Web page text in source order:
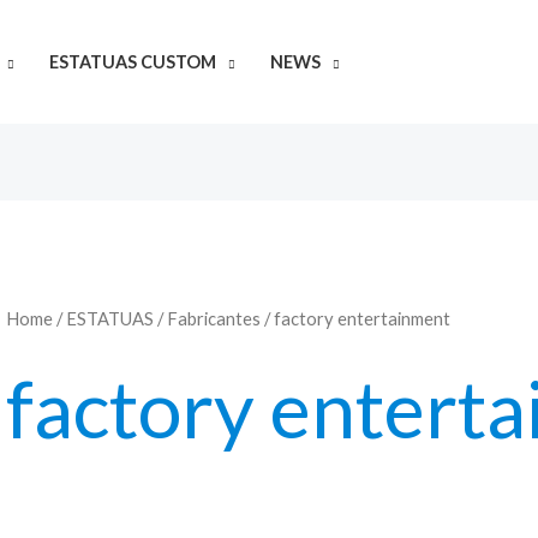
ESTATUAS CUSTOM NEWS
Home/ESTATUAS /Fabricantes / factory entertainment
factory